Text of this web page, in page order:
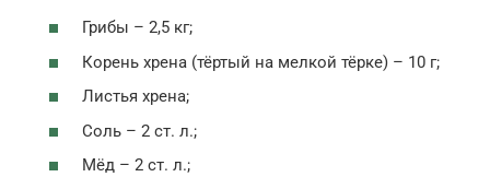
Грибы – 2,5 кг;
Корень хрена (тёртый на мелкой тёрке) – 10 г;
Листья хрена;
Соль – 2 ст. л.;
Мёд – 2 ст. л.;